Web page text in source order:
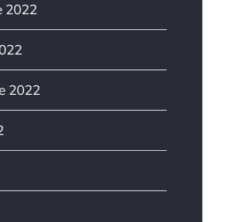
2022
2022